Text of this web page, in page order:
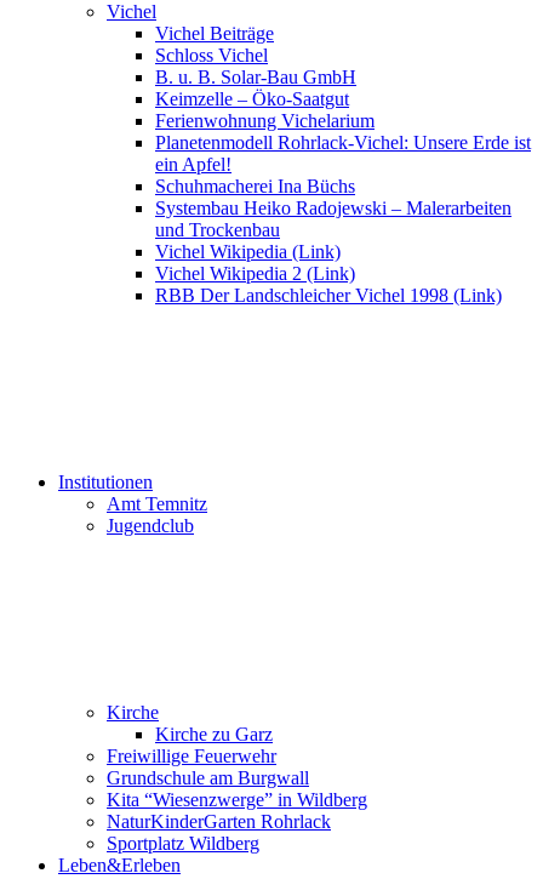
Vichel
Vichel Beiträge
Schloss Vichel
B. u. B. Solar-Bau GmbH
Keimzelle – Öko-Saatgut
Ferienwohnung Vichelarium
Planetenmodell Rohrlack-Vichel: Unsere Erde ist
ein Apfel!
Schuhmacherei Ina Büchs
Systembau Heiko Radojewski – Malerarbeiten
und Trockenbau
Vichel Wikipedia (Link)
Vichel Wikipedia 2 (Link)
RBB Der Landschleicher Vichel 1998 (Link)
Institutionen
Amt Temnitz
Jugendclub
Kirche
Kirche zu Garz
Freiwillige Feuerwehr
Grundschule am Burgwall
Kita “Wiesenzwerge” in Wildberg
NaturKinderGarten Rohrlack
Sportplatz Wildberg
Leben&Erleben